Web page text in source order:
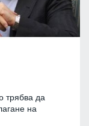
трябва да
на